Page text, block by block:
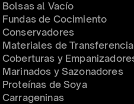
Bolsas al Vacío
Fundas de Cocimiento
Conservadores
Materiales de Transferencia
Coberturas y
Marinados y Sazonadores
Proteínas de Soya
Carrageninas